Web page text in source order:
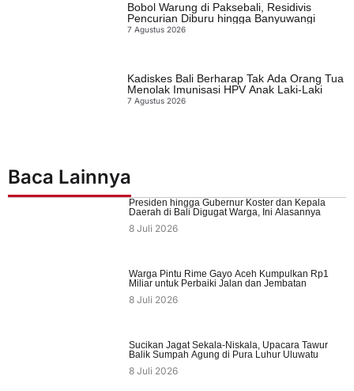
Bobol Warung di Paksebali, Residivis
Pencurian Diburu hingga Banyuwangi
7 Agustus 2026
Kadiskes Bali Berharap Tak Ada Orang Tua
Menolak Imunisasi HPV Anak Laki-Laki
7 Agustus 2026
Baca Lainnya
Presiden hingga Gubernur Koster dan Kepala
Daerah di Bali Digugat Warga, Ini Alasannya
8 Juli 2026
Warga Pintu Rime Gayo Aceh Kumpulkan Rp1
Miliar untuk Perbaiki Jalan dan Jembatan
8 Juli 2026
Sucikan Jagat Sekala-Niskala, Upacara Tawur
Balik Sumpah Agung di Pura Luhur Uluwatu
8 Juli 2026